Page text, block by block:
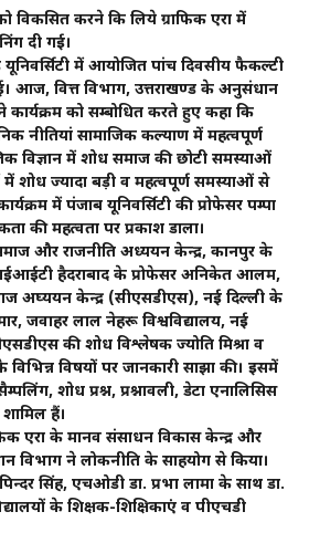
विकसित करने कि लिये ग्राफिक एरा में
दी गई।
यूनिवर्सिटी में आयोजित पांच दिवसीय फैकल्टी
आज, वित्त विभाग, उत्तराखण्ड के अनुसंधान
कार्यक्रम को सम्बोधित करते हुए कहा कि
नीतियां सामाजिक कल्याण में महत्वपूर्ण
विज्ञान में शोध समाज की छोटी समस्याओं
में शोध ज्यादा बड़ी व महत्वपूर्ण समस्याओं से
में पंजाब यूनिवर्सिटी की प्रोफेसर पम्पा
की महत्वता पर प्रकाश डाला।
और राजनीति अध्ययन केन्द्र, कानपुर के
हैदराबाद के प्रोफेसर अनिकेत आलम,
अघ्ययन केन्द्र (सीएसडीएस), नई दिल्ली के
जवाहर लाल नेहरू विश्वविद्यालय, नई
की शोध विश्लेषक ज्योति मिश्रा व
विषयों पर जानकारी साझा की। इसमें
शोध प्रश्न, प्रश्नावली, डेटा एनालिसिस
हैं।
एरा के मानव संसाधन विकास केन्द्र और
विभाग ने लोकनीति के साहयोग से किया।
सिंह, एचओडी डा. प्रभा लामा के साथ डा.
के शिक्षक-शिक्षिकाएं व पीएचडी